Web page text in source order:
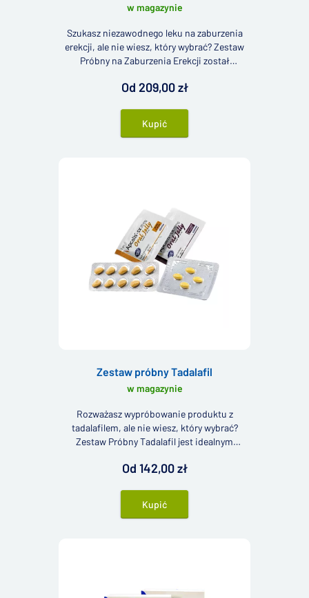
w magazynie
Szukasz niezawodnego leku na zaburzenia
erekcji, ale nie wiesz, który wybrać? Zestaw
Próbny na Zaburzenia Erekcji został
próbki naszych najlepiej sprzedających się
produkt działa najlepiej dla Ciebie.
Od 209,00 zł
Kupić
Zestaw próbny Tadalafil
w magazynie
Rozważasz wypróbowanie produktu z
tadalafilem, ale nie wiesz, który wybrać?
Zestaw Próbny Tadalafil jest idealnym
próbki naszych najlepiej sprzedających się
Od 142,00 zł
Kupić